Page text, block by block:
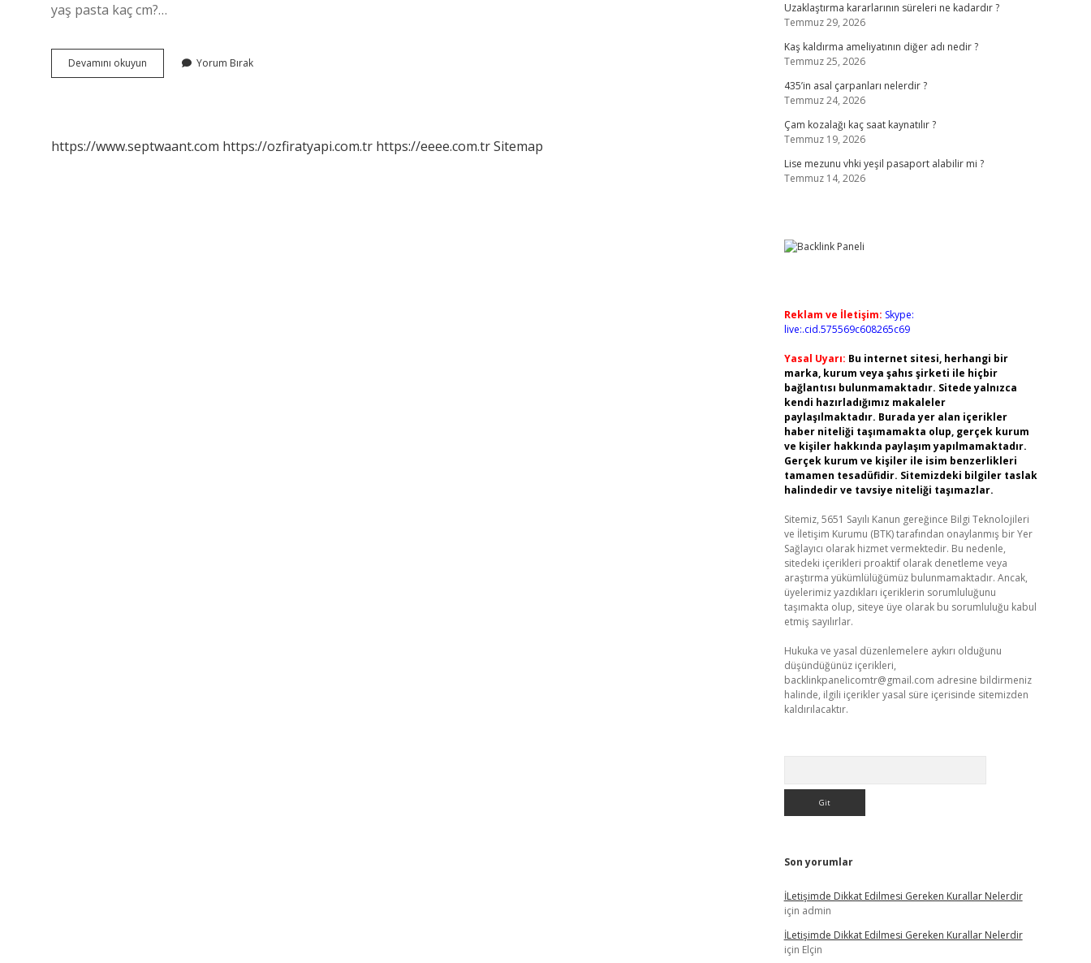
yaş pasta kaç cm?…
Devamını okuyun
Boy
Yorum Bırak
https://www.septwaant.com https://ozfiratyapi.com.tr https://eeee.com.trSitemap
Uzaklaştırma kararlarının süreleri ne kadardır ?
Temmuz 29, 2026
Kaş kaldırma ameliyatının diğer adı nedir ?
Temmuz 25, 2026
435’in asal çarpanları nelerdir ?
Temmuz 24, 2026
Çam kozalağı kaç saat kaynatılır ?
Temmuz 19, 2026
Lise mezunu vhki yeşil pasaport alabilir mi ?
Temmuz 14, 2026
Reklam ve İletişim: Skype:
live:.cid.575569c608265c69
Yasal Uyarı: Bu internet sitesi, herhangi bir
marka, kurum veya şahıs şirketi ile hiçbir
bağlantısı bulunmamaktadır. Sitede yalnızca
kendi hazırladığımız makaleler
paylaşılmaktadır. Burada yer alan içerikler
haber niteliği taşımamakta olup, gerçek kurum
ve kişiler hakkında paylaşım yapılmamaktadır.
Gerçek kurum ve kişiler ile isim benzerlikleri
tamamen tesadüfidir. Sitemizdeki bilgiler taslak
halindedir ve tavsiye niteliği taşımazlar.
Sitemiz, 5651 Sayılı Kanun gereğince Bilgi Teknolojileri
ve İletişim Kurumu (BTK) tarafından onaylanmış bir Yer
Sağlayıcı olarak hizmet vermektedir. Bu nedenle,
sitedeki içerikleri proaktif olarak denetleme veya
araştırma yükümlülüğümüz bulunmamaktadır. Ancak,
üyelerimiz yazdıkları içeriklerin sorumluluğunu
taşımakta olup, siteye üye olarak bu sorumluluğu kabul
etmiş sayılırlar.
Hukuka ve yasal düzenlemelere aykırı olduğunu
düşündüğünüz içerikleri,
backlinkpanelicomtr@gmail.com adresine bildirmeniz
halinde, ilgili içerikler yasal süre içerisinde sitemizden
kaldırılacaktır.
Son yorumlar
İLetişimde Dikkat Edilmesi Gereken Kurallar Nelerdir
için admin
İLetişimde Dikkat Edilmesi Gereken Kurallar Nelerdir
için Elçin